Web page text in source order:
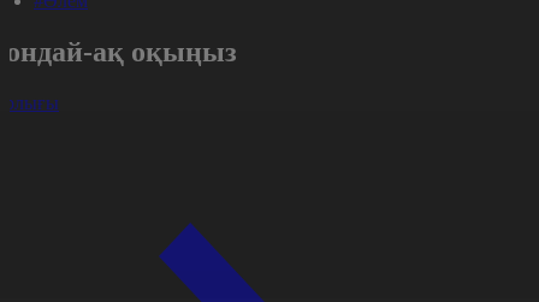
ақ оқыңыз